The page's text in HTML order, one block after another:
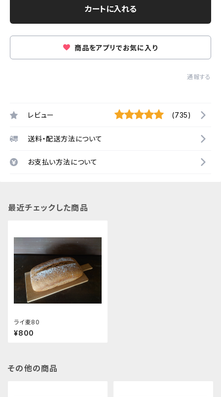
カートに入れる
商品をアプリでお気に入り
通報する
レビュー (735)
送料・配送方法について
お支払い方法について
最近チェックした商品
ライ麦80
¥800
その他の商品